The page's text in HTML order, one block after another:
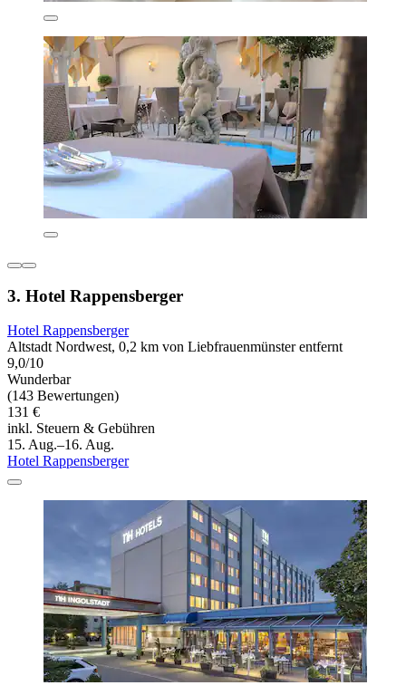
3. Hotel Rappensberger
Hotel Rappensberger
Altstadt Nordwest, 0,2 km von Liebfrauenmünster entfernt
9,0/10
Wunderbar
(143 Bewertungen)
131 €
inkl. Steuern & Gebühren
15. Aug.–16. Aug.
Hotel Rappensberger